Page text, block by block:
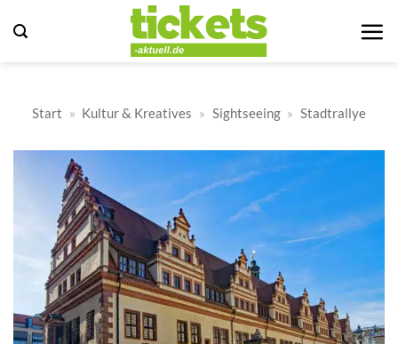
Inhalt
Start » Kultur & Kreatives » Sightseeing » Stadtrallye